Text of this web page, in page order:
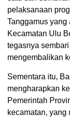
pelaksanaan
Tanggamus
Kecamatan Ulu
tegasnya
mengembalikan
Sementara itu,
mengharapkan
Pemerintah
kecamatan, yang